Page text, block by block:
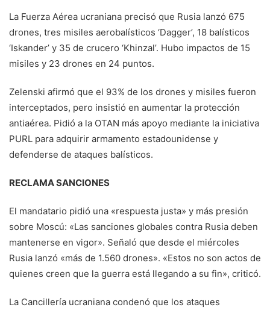
La Fuerza Aérea ucraniana precisó que Rusia lanzó 675
drones, tres misiles aerobalísticos ‘Dagger’, 18 balísticos
‘Iskander’ y 35 de crucero ‘Khinzal’. Hubo impactos de 15
misiles y 23 drones en 24 puntos.
Zelenski afirmó que el 93% de los drones y misiles fueron
interceptados, pero insistió en aumentar la protección
antiaérea. Pidió a la OTAN más apoyo mediante la iniciativa
PURL para adquirir armamento estadounidense y
defenderse de ataques balísticos.
RECLAMA SANCIONES
El mandatario pidió una «respuesta justa» y más presión
sobre Moscú: «Las sanciones globales contra Rusia deben
mantenerse en vigor». Señaló que desde el miércoles
Rusia lanzó «más de 1.560 drones». «Estos no son actos de
quienes creen que la guerra está llegando a su fin», criticó.
La Cancillería ucraniana condenó que los ataques